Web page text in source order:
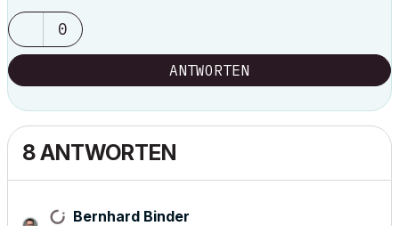
0
ANTWORTEN
8 ANTWORTEN
Bernhard Binder